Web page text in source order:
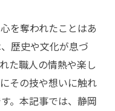
を奪われたことはあ
歴史や文化が息づ
た職人の情熱や楽し
その技や想いに触れ
。本記事では、静岡